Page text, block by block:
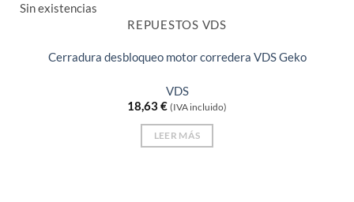
Sin existencias
REPUESTOS VDS
Cerradura desbloqueo motor corredera VDS Geko
VDS
18,63€ (IVA incluido)
LEER MÁS